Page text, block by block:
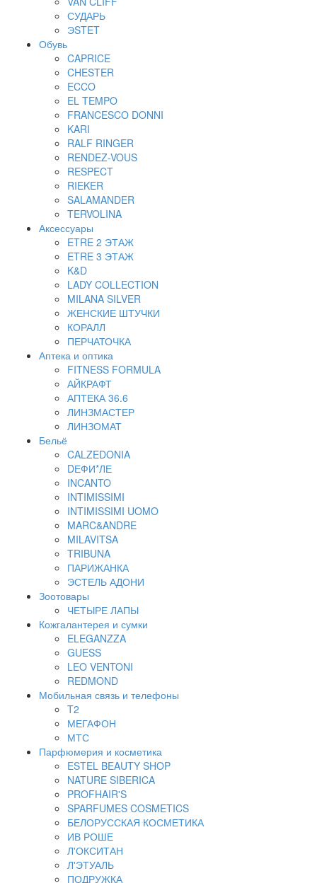
СУДАРЬ
ЭSTET
Обувь
CAPRICE
CHESTER
ECCO
EL TEMPO
FRANCESCO DONNI
KARI
RALF RINGER
RENDEZ-VOUS
RESPECT
RIEKER
SALAMANDER
TERVOLINA
Аксессуары
ETRE 2 ЭТАЖ
ETRE 3 ЭТАЖ
K&D
LADY COLLECTION
MILANA SILVER
ЖЕНСКИЕ ШТУЧКИ
КОРАЛЛ
ПЕРЧАТОЧКА
Аптека и оптика
FITNESS FORMULA
АЙКРАФТ
АПТЕКА 36.6
ЛИНЗМАСТЕР
ЛИНЗОМАТ
Бельё
CALZEDONIA
DЕФИ*ЛЕ
INCANTO
INTIMISSIMI
INTIMISSIMI UOMO
MARC&ANDRE
MILAVITSA
TRIBUNA
ПАРИЖАНКА
ЭСТЕЛЬ АДОНИ
Зоотовары
ЧЕТЫРЕ ЛАПЫ
Кожгалантерея и сумки
ELEGANZZA
GUESS
LEO VENTONI
REDMOND
Мобильная связь и телефоны
T2
МЕГАФОН
МТС
Парфюмерия и косметика
ESTEL BEAUTY SHOP
NATURE SIBERICA
PROFHAIR'S
SPARFUMES COSMETICS
БЕЛОРУССКАЯ КОСМЕТИКА
ИВ РОШЕ
Л'ОКСИТАН
Л'ЭТУАЛЬ
ПОДРУЖКА